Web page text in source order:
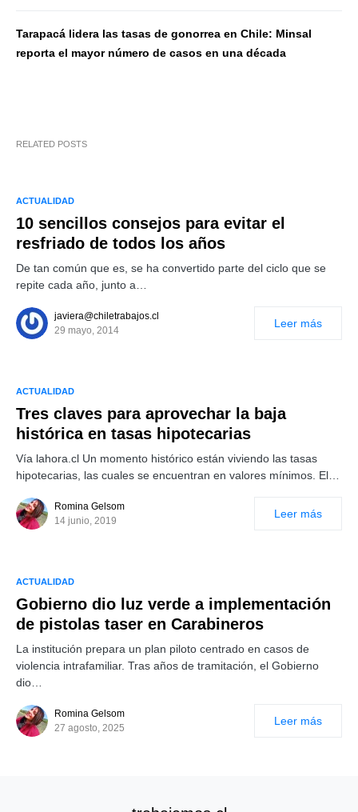
Tarapacá lidera las tasas de gonorrea en Chile: Minsal
reporta el mayor número de casos en una década
RELATED POSTS
ACTUALIDAD
10 sencillos consejos para evitar el
resfriado de todos los años
De tan común que es, se ha convertido parte del ciclo que se
repite cada año, junto a…
javiera@chiletrabajos.cl
29 mayo, 2014
Leer más
ACTUALIDAD
Tres claves para aprovechar la baja
histórica en tasas hipotecarias
Vía lahora.cl Un momento histórico están viviendo las tasas
hipotecarias, las cuales se encuentran en valores mínimos. El…
Romina Gelsom
14 junio, 2019
Leer más
ACTUALIDAD
Gobierno dio luz verde a implementación
de pistolas taser en Carabineros
La institución prepara un plan piloto centrado en casos de
violencia intrafamiliar. Tras años de tramitación, el Gobierno
dio…
Romina Gelsom
27 agosto, 2025
Leer más